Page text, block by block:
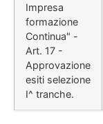
Impresa
formazione
Continua" -
Art. 17 -
Approvazione
esiti selezione
I^ tranche.